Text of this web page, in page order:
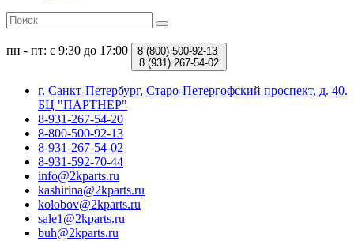
пн - пт: с 9:30 до 17:00 8 (800) 500-92-13
8 (931) 267-54-02
г. Санкт-Петербург, Старо-Петергофский проспект, д. 40.
БЦ "ПАРТНЕР"
8-931-267-54-20
8-800-500-92-13
8-931-267-54-02
8-931-592-70-44
info@2kparts.ru
kashirina@2kparts.ru
kolobov@2kparts.ru
sale1@2kparts.ru
buh@2kparts.ru